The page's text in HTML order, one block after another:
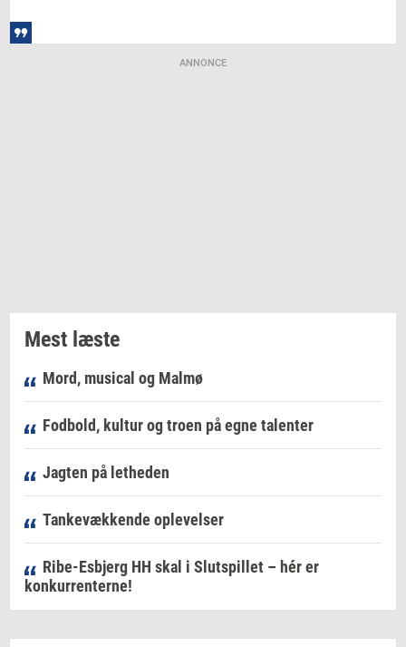
ANNONCE
Mest læste
Mord, musical og Malmø
Fodbold, kultur og troen på egne talenter
Jagten på letheden
Tankevækkende oplevelser
Ribe-Esbjerg HH skal i Slutspillet – hér er
konkurrenterne!